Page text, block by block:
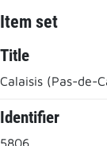
Item set
Title
Calaisis (Pas-de-
Identifier
5806